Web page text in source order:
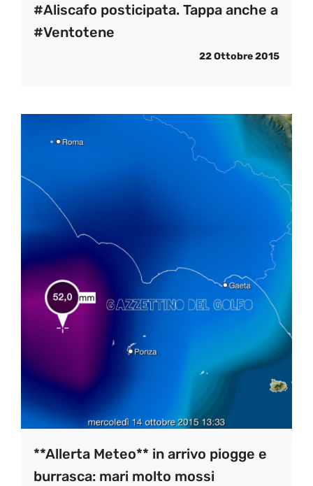
#Aliscafo posticipata. Tappa anche a
#Ventotene
22 Ottobre 2015
**Allerta Meteo** in arrivo piogge e
burrasca: mari molto mossi